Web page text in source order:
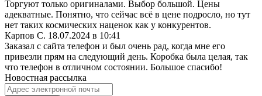
Торгуют только оригиналами. Выбор большой. Цены
адекватные. Понятно, что сейчас всё в цене подросло, но тут
нет таких космических наценок как у конкурентов.
Карпов С. 18.07.2024 в 10:41
Заказал с сайта телефон и был очень рад, когда мне его
привезли прям на следующий день. Коробка была целая, так
что телефон в отличном состоянии. Большое спасибо!
Новостная рассылка